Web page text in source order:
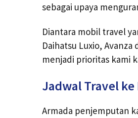
sebagai upaya
Diantara mobil travel
Daihatsu Luxio,
menjadi prioritas kami
Jadwal Travel
Armada penjemputan